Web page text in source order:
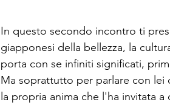
In questo secondo incontro ti
giapponesi della bellezza, la
porta con se infiniti significati,
Ma soprattutto per parlare con lei
la propria anima che l'ha invitata